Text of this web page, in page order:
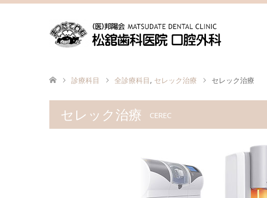
診療科目 全診療科目 , セレック治療 セレック治療
セレック治療 CEREC